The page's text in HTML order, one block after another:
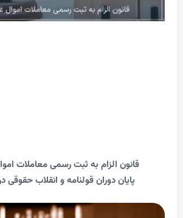
الزام به ثبت رسمی معاملات اموال غیرمنقول؛
پایان دوران قولنامه و انقلاب حقوقی در بازار املاک